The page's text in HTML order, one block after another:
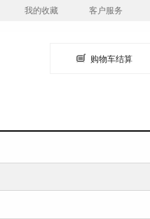
我的收藏 客户服务
购物车结算